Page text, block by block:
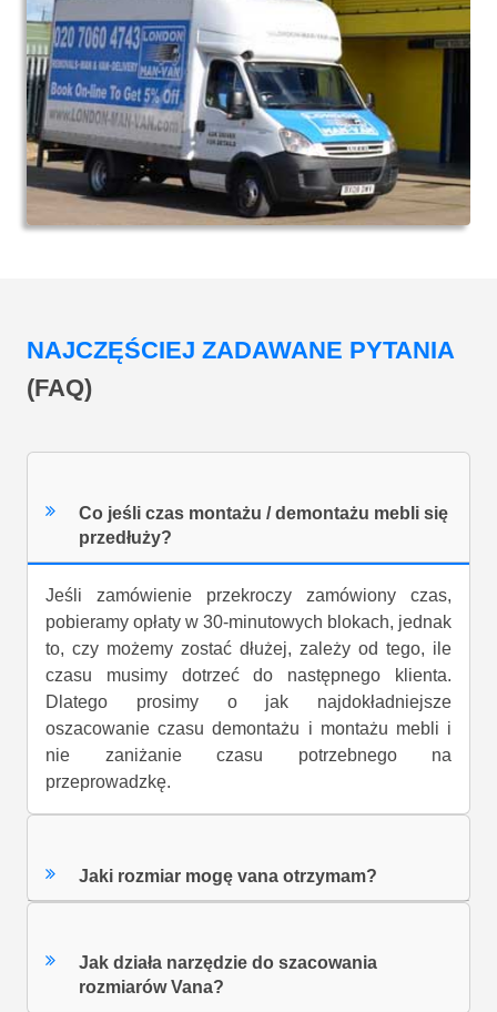
NAJCZĘŚCIEJ ZADAWANE PYTANIA
(FAQ)
Co jeśli czas montażu / demontażu mebli się
przedłuży?
Jeśli zamówienie przekroczy zamówiony czas,
pobieramy opłaty w 30-minutowych blokach, jednak
to, czy możemy zostać dłużej, zależy od tego, ile
czasu musimy dotrzeć do następnego klienta.
Dlatego prosimy o jak najdokładniejsze
oszacowanie czasu demontażu i montażu mebli i
nie zaniżanie czasu potrzebnego na
przeprowadzkę.
Jaki rozmiar mogę vana otrzymam?
Jak działa narzędzie do szacowania
rozmiarów Vana?